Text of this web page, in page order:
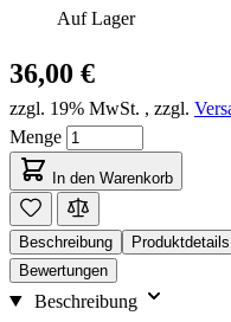
Auf Lager
36,00 €
zzgl. 19% MwSt. , zzgl.
Menge
In den Warenkorb
Beschreibung Produktdetails
Bewertungen
Beschreibung